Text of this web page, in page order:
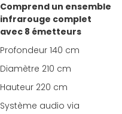
Comprend un ensemble
infrarouge complet
avec 8 émetteurs
Profondeur 140 cm
Diamètre 210 cm
Hauteur 220 cm
Système audio via